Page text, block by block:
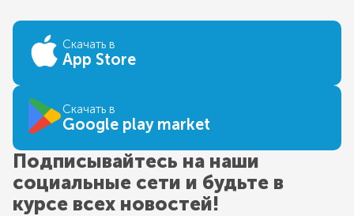
Скачать в
App Store
Скачать в
Google play market
Подписывайтесь на наши
социальные сети и будьте в
курсе всех новостей!